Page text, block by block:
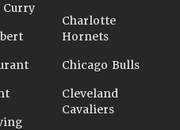
Curry
Charlotte
Hornets
Chicago Bulls
Cleveland
Cavaliers